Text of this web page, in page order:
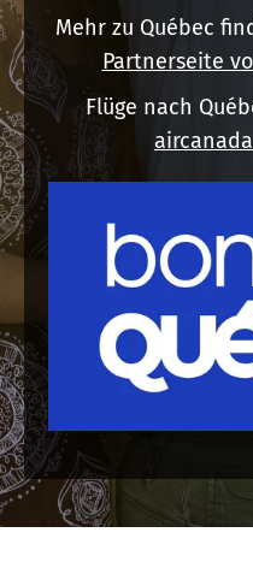
Mehr zu Québec
Partnerseite
Flüge nach